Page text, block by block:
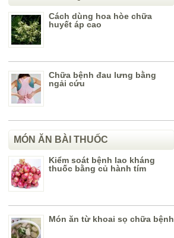
Cách dùng hoa hòe chữa
huyết áp cao
Chữa bệnh đau lưng bằng
ngải cứu
MÓN ĂN BÀI THUỐC
Kiểm soát bệnh lao kháng
thuốc bằng củ hành tím
Món ăn từ khoai sọ chữa bệnh